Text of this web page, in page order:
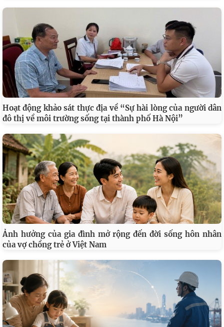
Hoạt động khảo sát thực địa về “Sự hài lòng của người dân
đô thị về môi trường sống tại thành phố Hà Nội”
Ảnh hưởng của gia đình mở rộng đến đời sống hôn nhân
của vợ chồng trẻ ở Việt Nam